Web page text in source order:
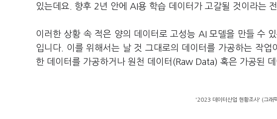
있는데요
향후 2 년 안에 AI용 학습 데이터가 고갈될 것이라는
이러한 상황 속 적은 양의 데이터로 고성능 AI모델을 만들 수
입니다
이를 위해서는 날 것 그대로의 데이터를 가공하는 작업
한 데이터를 가공하거나 원천 데이터 (Raw Data) 혹은 가공된
'2023 데이터산업 현황조사' (그래